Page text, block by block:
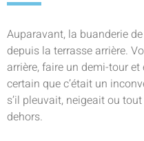
Auparavant, la buanderie
depuis la terrasse arrière.
arrière, faire un demi-tour
certain que c’était un
s’il pleuvait, neigeait ou
dehors.